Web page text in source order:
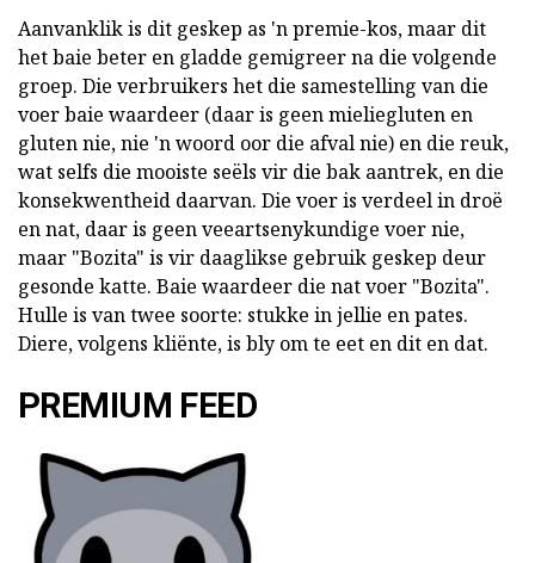
Aanvanklik is dit geskep as 'n premie-kos, maar dit
het baie beter en gladde gemigreer na die volgende
groep. Die verbruikers het die samestelling van die
voer baie waardeer (daar is geen mieliegluten en
gluten nie, nie 'n woord oor die afval nie) en die reuk,
wat selfs die mooiste seëls vir die bak aantrek, en die
konsekwentheid daarvan. Die voer is verdeel in droë
en nat, daar is geen veeartsenykundige voer nie,
maar "Bozita" is vir daaglikse gebruik geskep deur
gesonde katte. Baie waardeer die nat voer "Bozita".
Hulle is van twee soorte: stukke in jellie en pates.
Diere, volgens kliënte, is bly om te eet en dit en dat.
PREMIUM FEED